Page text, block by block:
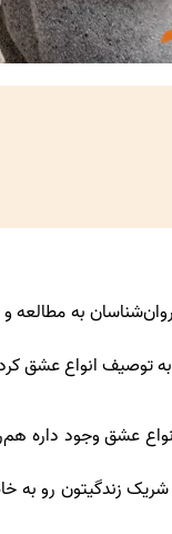
فقط 75 سال میشه که
توصیف انواع عشق
انواع عشق وجود
زندگیتون رو به